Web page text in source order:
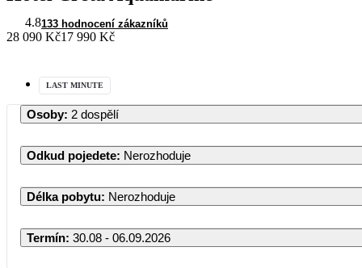
4.8133 hodnocení zákazníků
28 090 Kč17 990 Kč
LAST MINUTE
Osoby: 2 dospělí
Odkud pojedete: Nerozhoduje
Délka pobytu: Nerozhoduje
Termín: 30.08 - 06.09.2026